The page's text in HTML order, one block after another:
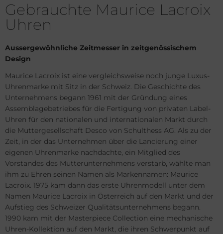
Gebrauchte Maurice Lacroix
Uhren
Aussergewöhnliche Zeitmesser in zeitgenössischem
Design
Maurice Lacroix ist eine vergleichsweise noch junge Luxus-
Uhrenmarke mit Sitz in der Schweiz. Die Geschichte des
Unternehmens begann 1961 mit der Gründung eines
Assemblagebetriebes für die Fertigung von privaten Label-
Uhren für den nationalen und internationalen Markt durch
die Muttergesellschaft Desco von Schulthess AG. Als zu der
Zeit, in der das Unternehmen über die Lancierung einer
eigenen Uhrenmarke nachdachte, ein Mitglied des
Vorstandes des Mutterunternehmens verstarb, wählte man
ihm zu Ehren seinen Namen als Markennamen: Maurice
Lacroix. 1975 kam dann das erste Uhrenmodell unter dem
Namen Maurice Lacroix in Österreich auf den Markt und der
Aufstieg des Schweizer Qualitätsunternehmens begann.
1990 kam mit der Masterpiece Collection eine mechanische
Uhren-Kollektion auf den Markt, die ihren Schwerpunkt auf
Lemans
Lacroix
Lemans
LeCoultre
Lacroix